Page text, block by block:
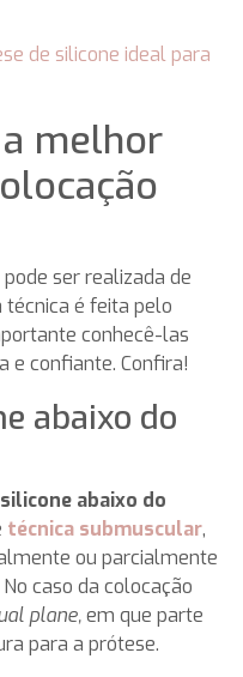
de silicone ideal para
melhor
ser realizada de
é feita pelo
conhecê-las
e confiante. Confira!
abaixo do
abaixo do
técnica submuscular,
ou parcialmente
caso da colocação
plane,em que parte
para a prótese.